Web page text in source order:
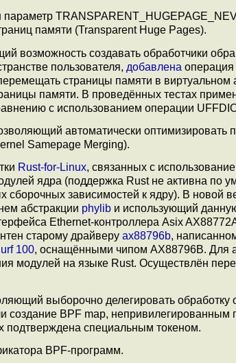
памяти (Transparent Huge Pages).
возможность создавать обработчики
пользователя, добавлена
страницы памяти в виртуальном
памяти. В проведённых тестах
с использованием операции
автоматически оптимизировать
Samepage Merging).
Rust-for-Linux, связанных с
ядра (поддержка Rust не активна по
сборочных зависимостей к ядру). В новой
абстракции phylib и использующий
Ethernet-контроллера Asix
старому драйверу ax88796b,
100, оснащёнными чипом AX88796B. Для
модулей на языке Rust. Осуществлён
выборочно делегировать обработку
создание BPF map, непривилегированным
подтверждена специальным токеном.
BPF-программ.